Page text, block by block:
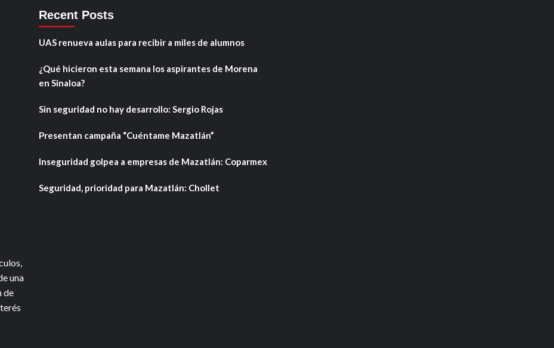
una
de
Recent Posts
UAS renueva aulas para recibir a miles de alumnos
¿Qué hicieron esta semana los aspirantes de Morena
en Sinaloa?
Sin seguridad no hay desarrollo: Sergio Rojas
Presentan campaña “Cuéntame Mazatlán”
Inseguridad golpea a empresas de Mazatlán: Coparmex
Seguridad, prioridad para Mazatlán: Chollet